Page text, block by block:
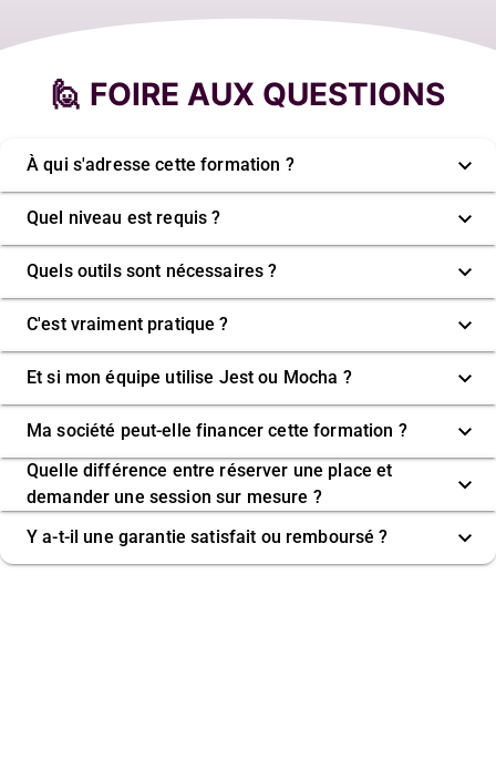
🙋 FOIRE AUX QUESTIONS
À qui s'adresse cette formation ?
Quel niveau est requis ?
Quels outils sont nécessaires ?
C'est vraiment pratique ?
Et si mon équipe utilise Jest ou Mocha ?
Ma société peut-elle financer cette formation ?
Quelle différence entre réserver une place et
demander une session sur mesure ?
Y a-t-il une garantie satisfait ou remboursé ?